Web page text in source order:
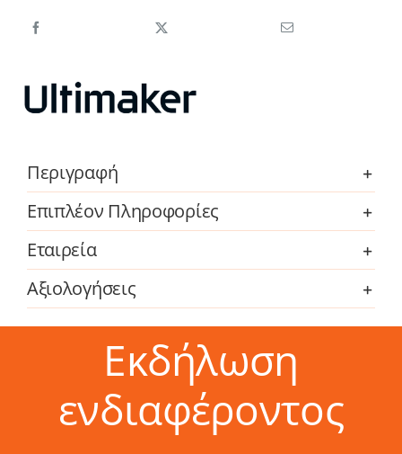
Περιγραφή
Επιπλέον Πληροφορίες
Εταιρεία
Αξιολογήσεις
Εκδήλωση
ενδιαφέροντος